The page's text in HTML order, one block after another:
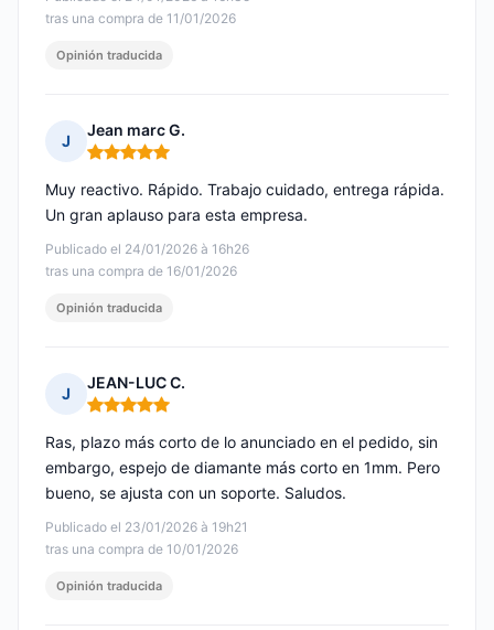
tras una compra de 11/01/2026
Opinión traducida
J
Jean marc G.
Nota: 5 de 5
Publicado el 24/01/2026 à 16h26
tras una compra de 16/01/2026
Muy reactivo. Rápido. Trabajo cuidado, entrega rápida.
Un gran aplauso para esta empresa.
Opinión traducida
J
JEAN-LUC C.
Nota: 5 de 5
Publicado el 23/01/2026 à 19h21
tras una compra de 10/01/2026
Ras, plazo más corto de lo anunciado en el pedido, sin
embargo, espejo de diamante más corto en 1mm. Pero
bueno, se ajusta con un soporte. Saludos.
Opinión traducida